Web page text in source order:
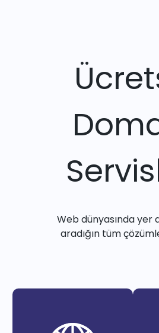
Web dünyasında yer
aradığın tüm